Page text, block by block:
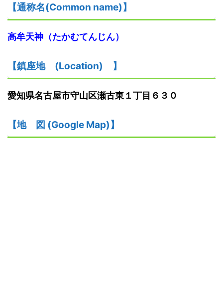
【通称名(Common name) 】
高牟天神 （たかむてんじん）
【鎮座地 (Location) 】
愛知県名古屋市守山区瀬古東１丁目６３０
【地 図 (Google Map) 】